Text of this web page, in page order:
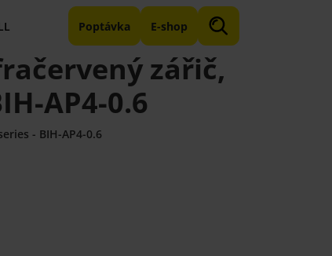
Poptávka E-shop
zářič,
AP4-0.6
- BIH-AP4-0.6